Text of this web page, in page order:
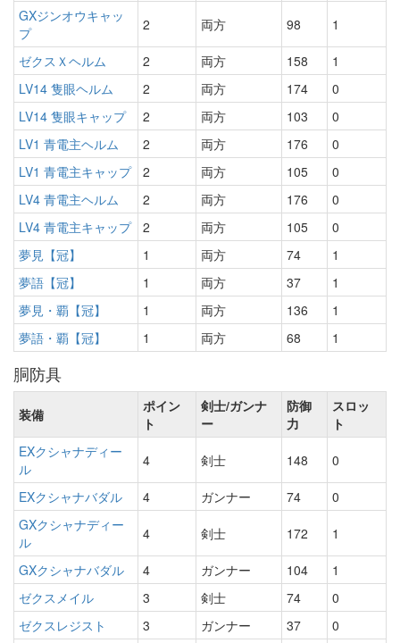
GXジンオウキャッ
プ
2 両方 98 1
ゼクスＸヘルム 2 両方 158
1
LV14 隻眼ヘルム
2 両方 174
0
LV14 隻眼キャップ
2 両方 103
0
LV1 青電主ヘルム
2 両方 176
0
LV1 青電主キャップ
2 両方 105
0
LV4 青電主ヘルム
2 両方 176
0
LV4 青電主キャップ
2 両方 105
0
夢見【冠】
1 両方 74
1
夢語【冠】
1 両方 37
1
夢見・覇【冠】
1 両方 136
1
夢語・覇【冠】
1 両方 68 1
胴防具
装備
ポイン
ト
剣士/ガンナ
ー
防御
力
スロッ
ト
EXクシャナディー
ル
4 剣士 148 0
EXクシャナバダル 4 ガンナー 74
0
GXクシャナディー
ル
4 剣士 172 1
GXクシャナバダル 4 ガンナー 104
1
ゼクスメイル
3 剣士 74
0
ゼクスレジスト
3 ガンナー 37
0